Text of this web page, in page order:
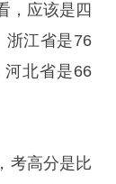
，应该是四
浙江省是76
河北省是66
考高分是比